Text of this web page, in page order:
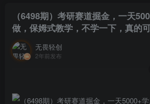
（6498期）考研赛道掘金，一天
做，保姆式教学，不学一下，真的
无畏轻创
2年前发布